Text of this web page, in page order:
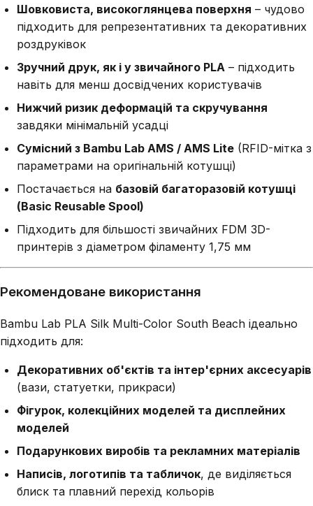
Шовковиста, високоглянцева поверхня – чудово
підходить для репрезентативних та декоративних
роздруківок
Зручний друк, як і у звичайного PLA – підходить
навіть для менш досвідчених користувачів
Нижчий ризик деформацій та скручування
завдяки мінімальній усадці
Сумісний з Bambu Lab AMS / AMS Lite (RFID-мітка з
параметрами на оригінальній котушці)
Постачається на базовій багаторазовій котушці
(Basic Reusable Spool)
Підходить для більшості звичайних FDM 3D-
принтерів з діаметром філаменту 1,75 мм
Рекомендоване використання
Bambu Lab PLA Silk Multi-Color South Beach ідеально
підходить для:
Декоративних об'єктів та інтер'єрних аксесуарів
(вази, статуетки, прикраси)
Фігурок, колекційних моделей та дисплейних
моделей
Подарункових виробів та рекламних матеріалів
Написів, логотипів та табличок, де виділяється
блиск та плавний перехід кольорів